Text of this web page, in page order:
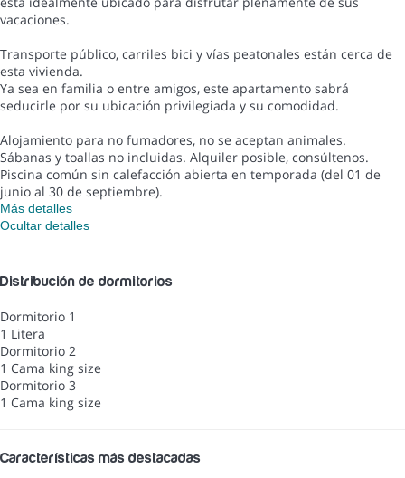
vacaciones.
Transporte público, carriles bici y vías peatonales están cerca de
esta vivienda.
Ya sea en familia o entre amigos, este apartamento sabrá
seducirle por su ubicación privilegiada y su comodidad.
Alojamiento para no fumadores, no se aceptan animales.
Sábanas y toallas no incluidas. Alquiler posible, consúltenos.
Piscina común sin calefacción abierta en temporada (del 01 de
junio al 30 de septiembre).
Más detalles
Ocultar detalles
Distribución de dormitorios
Dormitorio 1
1 Litera
Dormitorio 2
1 Cama king size
Dormitorio 3
1 Cama king size
Características más destacadas